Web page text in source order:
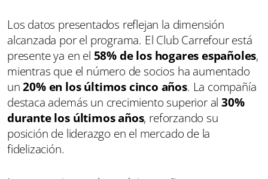
Los datos presentados reflejan la dimensión
alcanzada por el programa. El Club Carrefour está
presente ya en el 58% de los hogares españoles,
mientras que el número de socios ha aumentado
un20% en los últimos cinco años. La compañía
destaca además un crecimiento superior al30%
durante los últimos años, reforzando su
posición de liderazgo en el mercado de la
fidelización.